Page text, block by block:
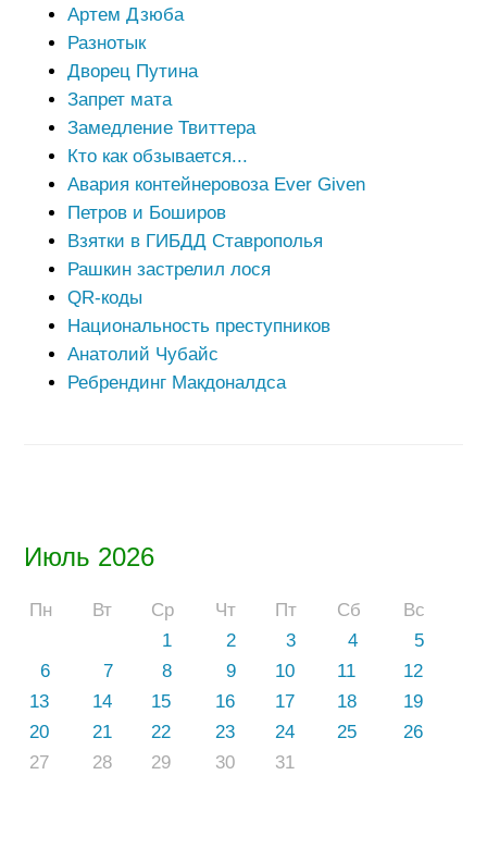
Июль 2026
Пн Вт Ср Чт Пт Сб
Вс
1
2 3 4
5
6
7 8 9 10 11
12
13
14 15 16 17 18
19
20
21 22 23 24 25
26
27
28 29 30 31
Артем Дзюба
Разнотык
Дворец Путина
Запрет мата
Замедление Твиттера
Кто как обзывается...
Авария контейнеровоза Ever Given
Петров и Боширов
Взятки в ГИБДД Ставрополья
Рашкин застрелил лося
QR-коды
Национальность преступников
Анатолий Чубайс
Ребрендинг Макдоналдса